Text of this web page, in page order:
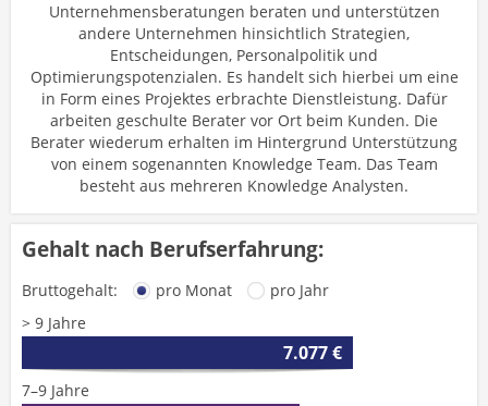
Unternehmensberatungen beraten und unterstützen
andere Unternehmen hinsichtlich Strategien,
Entscheidungen, Personalpolitik und
Optimierungspotenzialen. Es handelt sich hierbei um eine
in Form eines Projektes erbrachte Dienstleistung. Dafür
arbeiten geschulte Berater vor Ort beim Kunden. Die
Berater wiederum erhalten im Hintergrund Unterstützung
von einem sogenannten Knowledge Team. Das Team
besteht aus mehreren Knowledge Analysten.
Gehalt nach Berufserfahrung:
Bruttogehalt: pro Monat
pro Jahr
> 9 Jahre
7.077 €
7–9 Jahre